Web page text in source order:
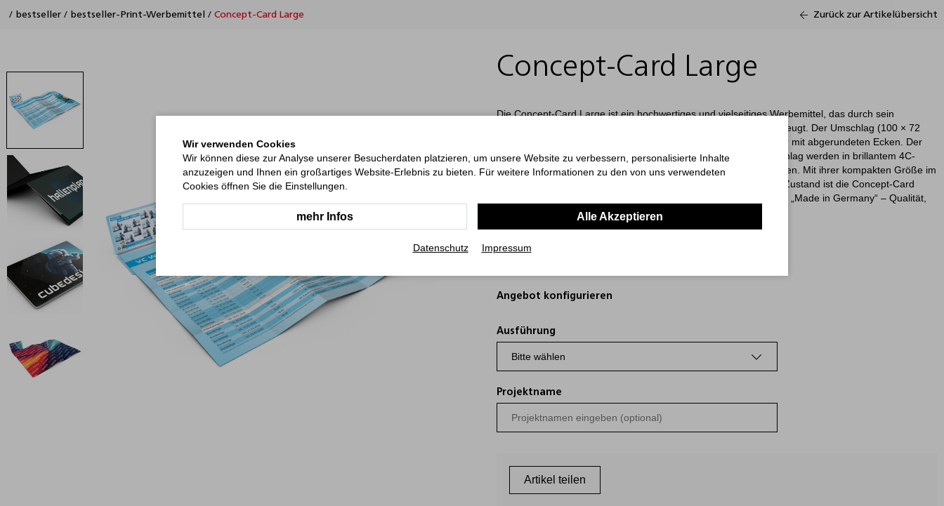
/ bestseller / bestseller-Print-Werbemittel / Concept-Card Large Zurück zur Artikelübersicht
Concept-Card Large
Die Concept-Card Large ist ein hochwertiges und vielseitiges Werbemittel, das durch sein
großzügiges Format und flexible Gestaltungsmöglichkeiten überzeugt. Der Umschlag (100 × 72
mm geschlossen) besteht aus individuell bedruckbarem Softcover mit abgerundeten Ecken. Der
beidseitig bedruckbare Inhalt ist gefalzt. Der Inhalt und der Umschlag werden in brillantem 4C-
Druck (CMYK) gestaltet, um Botschaften perfekt in Szene zu setzen. Mit ihrer kompakten Größe im
geschlossenen Zustand und dem großzügigen Inhalt im offenen Zustand ist die Concept-Card
ideal für Promotions, Produktinformationen oder Veranstaltungen. „Made in Germany“ – Qualität,
ab 1000 Stück
Angebot konfigurieren
Ausführung
Projektname
Artikel teilen
Wir verwenden Cookies
Wir können diese zur Analyse unserer Besucherdaten platzieren, um unsere Website zu verbessern, personalisierte Inhalte
anzuzeigen und Ihnen ein großartiges Website-Erlebnis zu bieten. Für weitere Informationen zu den von uns verwendeten
Cookies öffnen Sie die Einstellungen.
mehr Infos Alle Akzeptieren
Datenschutz Impressum